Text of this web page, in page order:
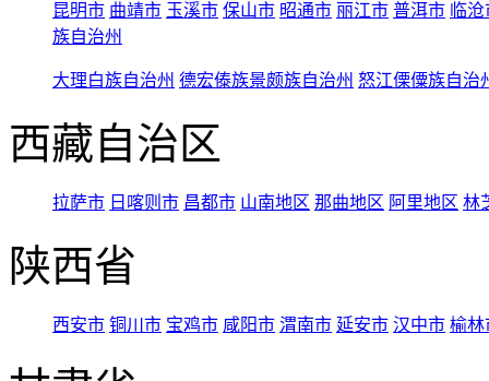
昆明市 曲靖市 玉溪市 保山市 昭通市 丽江市 普洱市 临
族自治州
大理白族自治州 德宏傣族景颇族自治州 怒江傈僳族自治
西藏自治区
拉萨市 日喀则市 昌都市 山南地区 那曲地区 阿里地区 林
陕西省
西安市 铜川市 宝鸡市 咸阳市 渭南市 延安市 汉中市 榆林